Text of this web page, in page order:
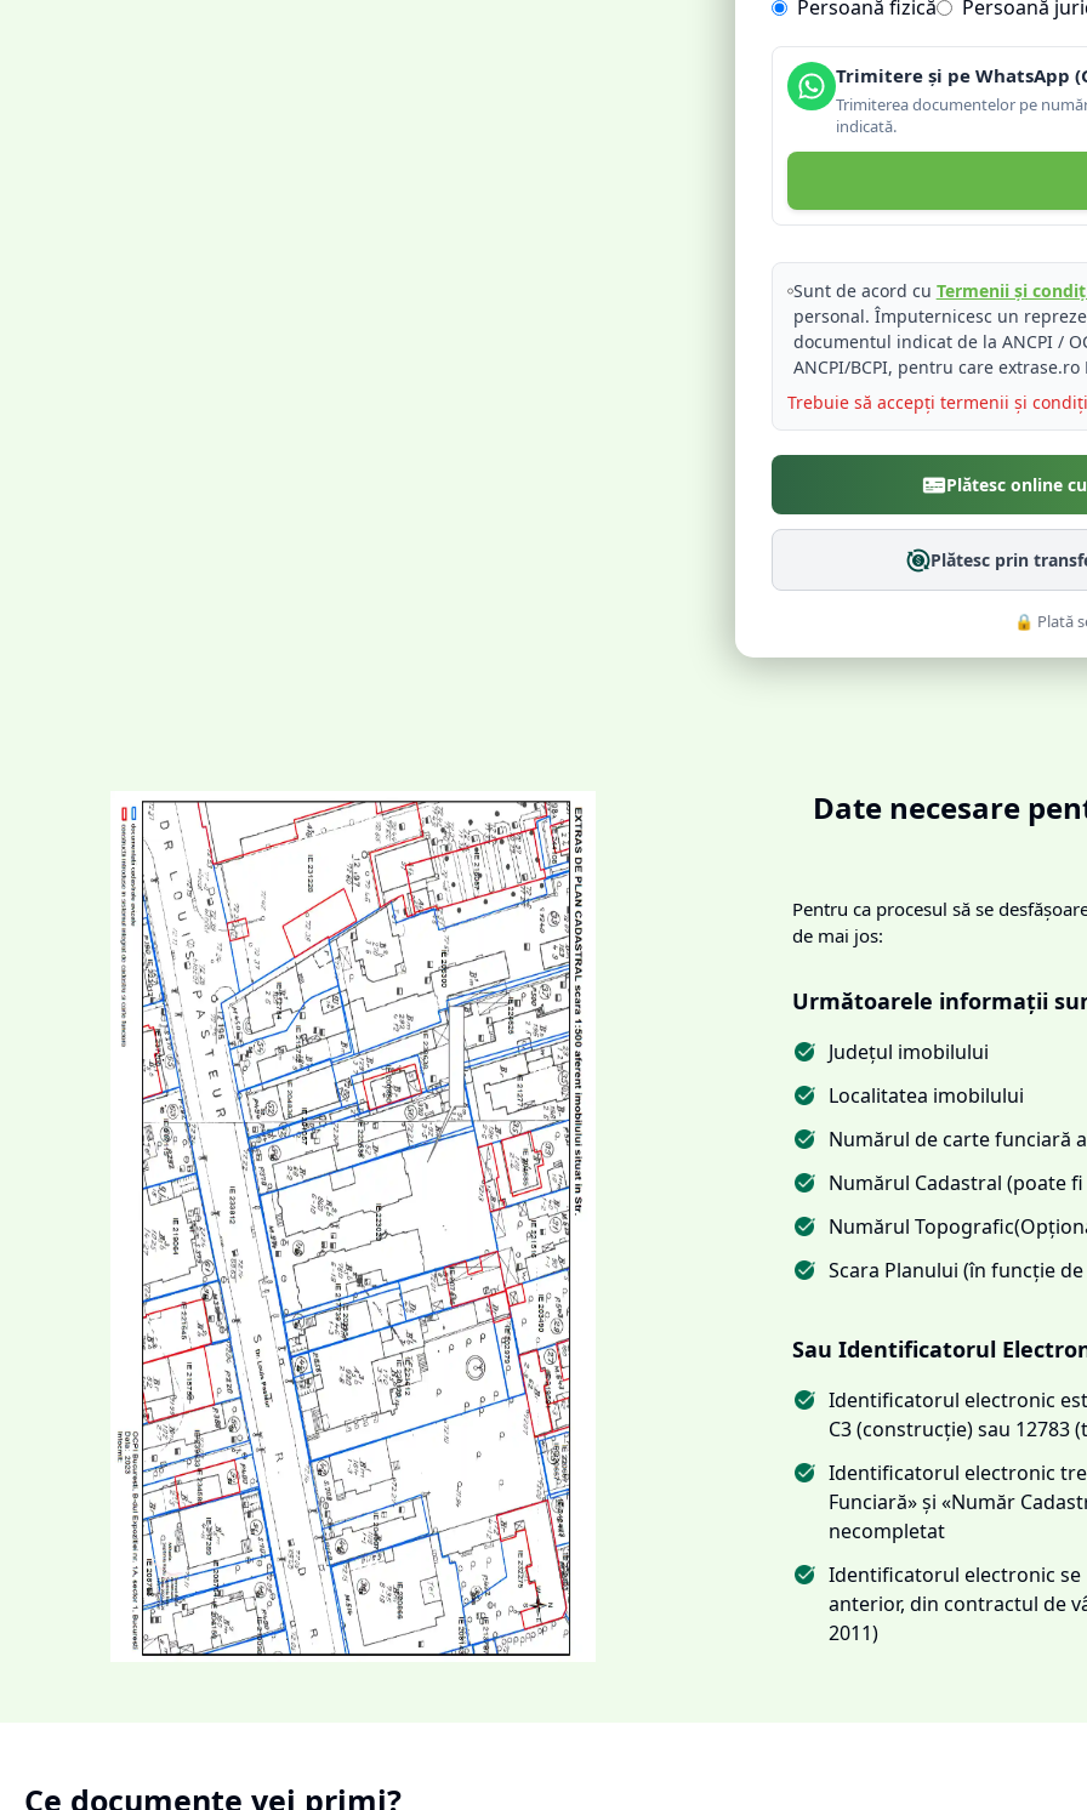
Persoană fizică
Persoană
Trimitere și pe WhatsApp
Trimiterea documentelor pe
indicată.
Sunt de acord cu Termenii și
personal. Împuternicesc un
documentul indicat de la ANCPI /
ANCPI/BCPI, pentru care
Trebuie să accepți termenii și
Plătesc online
Plătesc prin
🔒 Plată
Date necesare
Pentru ca procesul să se
de mai jos:
Următoarele informații
Județul imobilului
Localitatea imobilului
Numărul de carte funciară
Numărul Cadastral (poate
Numărul
Scara Planului (în funcție
Sau Identificatorul
Identificatorul electronic
C3 (construcție) sau 12783
Identificatorul electronic
Funciară» și «Număr
necompletat
Identificatorul electronic
anterior, din contractul de
2011)
Ce documente vei primi?